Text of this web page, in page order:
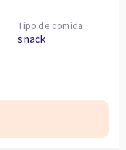
Tipo de comida
snack